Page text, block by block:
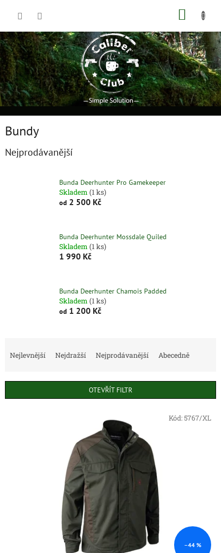
Bundy
Nejprodávanější
Bunda Deerhunter Pro Gamekeeper
Skladem (1 ks)
od 2 500 Kč
Bunda Deerhunter Mossdale Quiled
Skladem (1 ks)
1 990 Kč
Bunda Deerhunter Chamois Padded
Skladem (1 ks)
od 1 200 Kč
í
Nejlevnější Nejdražší Nejprodávanější Abecedně
OTEVŘÍT FILTR
–44 %
Kód:5767/XL